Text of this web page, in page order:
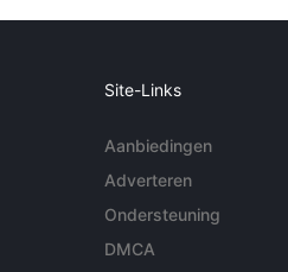
Site-Links
Aanbiedingen
Adverteren
Ondersteuning
DMCA